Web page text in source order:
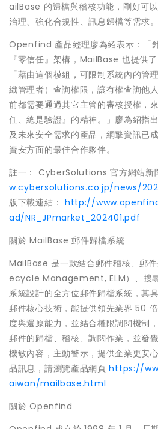
ailBase 的歸檔與稽核功能，剛好可
治理、強化合規性、訊息歸檔等需求。
Openfind 產品經理廖為紹表示：「
『零信任』架構，MailBase 也提供
「藉由這個模組，可限制系統內的管
織管理者）查詢權限，讓有權查詢他
前都需要通過其它主管的審核授權，
任、總是驗證』的精神。」廖為紹指
及未來安全需求的產品，網擎資訊已
資安方面的最佳合作夥伴。
註一： CyberSolutions 官方網站新
w.cybersolutions.co.jp/news/
版下載連結： http://
ad/NR_JPmarket_202401.pdf
關於 MailBase 郵件歸檔系統
MailBase 是一款結合郵件稽核、郵
ecycle Management, ELM）、搜
系統設計的全方位郵件歸檔系統，其
郵件核心技術，能提供領先業界 50
度與還原能力，並結合權限調閱機制
郵件的歸檔、稽核、調閱作業，並發
機敏內容，主動警示，提供企業更安
品訊息，請瀏覽產品網頁https://
aiwan/mailbase.html
關於 Openfind